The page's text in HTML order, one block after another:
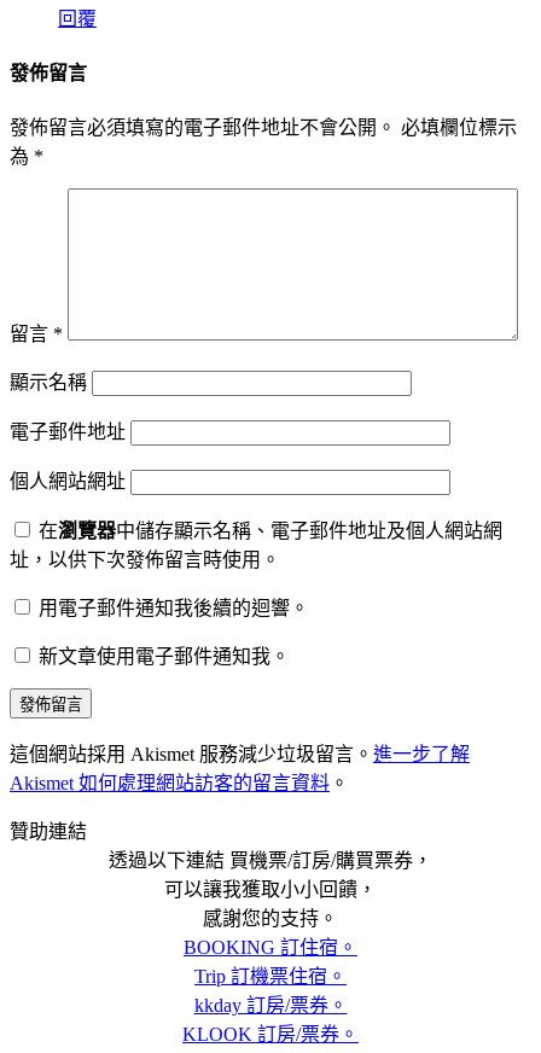
回覆
發佈留言
發佈留言必須填寫的電子郵件地址不會公開。 必填欄位標示
為 *
留言 *
顯示名稱
電子郵件地址
個人網站網址
在瀏覽器中儲存顯示名稱、電子郵件地址及個人網站網
址，以供下次發佈留言時使用。
用電子郵件通知我後續的迴響。
新文章使用電子郵件通知我。
這個網站採用 Akismet 服務減少垃圾留言。 進一步了解
Akismet 如何處理網站訪客的留言資料 。
贊助連結
透過以下連結 買機票/訂房/購買票券，
可以讓我獲取小小回饋，
感謝您的支持。
BOOKING 訂住宿。
Trip 訂機票住宿。
kkday 訂房/票券。
KLOOK 訂房/票券。